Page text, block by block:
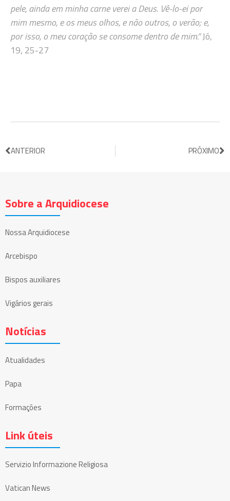
pele, ainda em minha carne verei a Deus. Vê-lo-ei por
mim mesmo, e os meus olhos, e não outros, o verão; e,
por isso, o meu coração se consome dentro de mim.”Jó,
19, 25-27
ANTERIOR PRÓXIMO
Sobre a Arquidiocese
Nossa Arquidiocese
Arcebispo
Bispos auxiliares
Vigários gerais
Notícias
Atualidades
Papa
Formações
Link úteis
Servizio Informazione Religiosa
Vatican News